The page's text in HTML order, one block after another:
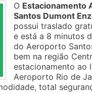
O Estacionamento
Santos Dumont
possui traslado
e está a 8 minutos
do Aeroporto
bem na região
estacionamento ao
Aeroporto Rio de
total